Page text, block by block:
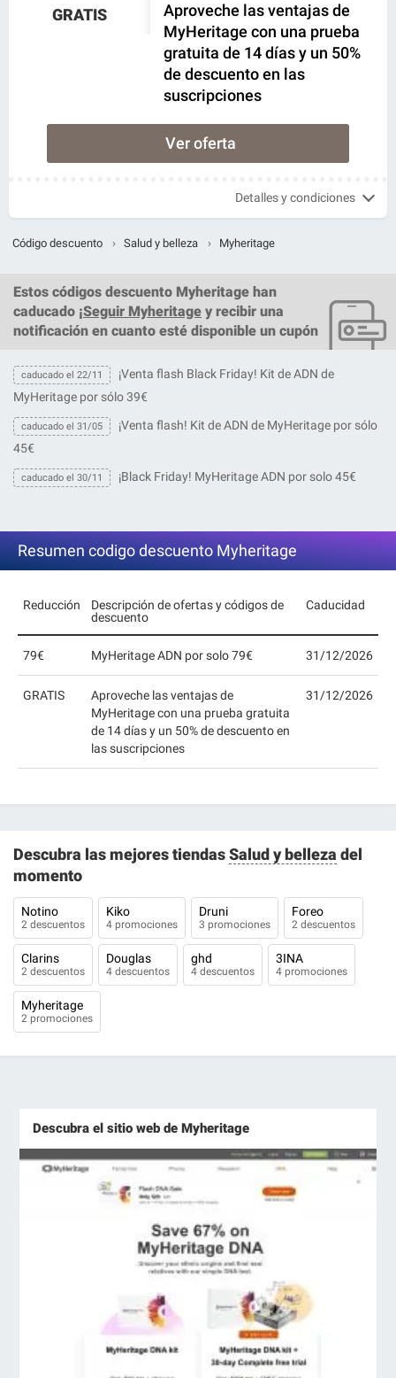
GRATIS
Aproveche las ventajas de
MyHeritage con una prueba
gratuita de 14 días y un 50%
de descuento en las
suscripciones
Ver oferta
Detalles y condiciones
Código descuento › Salud y belleza › Myheritage
Estos códigos descuento Myheritage han
caducado ¡Seguir Myheritage y recibir una
notificación en cuanto esté disponible un cupón
caducado el 22/11
¡Venta flash Black Friday! Kit de ADN de
MyHeritage por sólo 39€
caducado el 31/05
¡Venta flash! Kit de ADN de MyHeritage por sólo
45€
caducado el 30/11 ¡Black Friday! MyHeritage ADN por solo 45€
Resumen codigo descuento Myheritage
Reducción
Descripción de ofertas y códigos de
descuento
Caducidad
79€ MyHeritage ADN por solo 79€ 31/12/2026
GRATIS
Aproveche las ventajas de
MyHeritage con una prueba gratuita
de 14 días y un 50% de descuento en
las suscripciones
31/12/2026
Descubra las mejores tiendasSalud y belleza del
momento
Notino
2 descuentos
Kiko
4 promociones
Druni
3 promociones
Foreo
2 descuentos
Clarins
2 descuentos
Douglas
4 descuentos
ghd
4 descuentos
3INA
4 promociones
Myheritage
2 promociones
Descubra el sitio web de Myheritage